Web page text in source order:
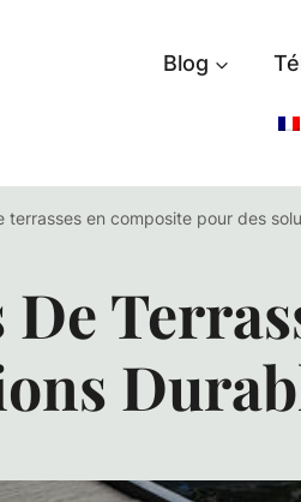
Blog
terrasses en composite pour des